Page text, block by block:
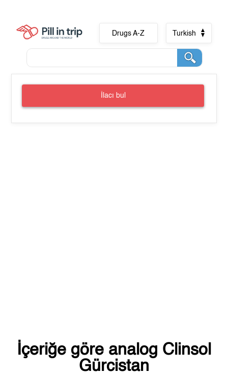
Drugs A-Z Turkish
İlacı bul
İçeriğe göre analog Clinsol
Gürcistan